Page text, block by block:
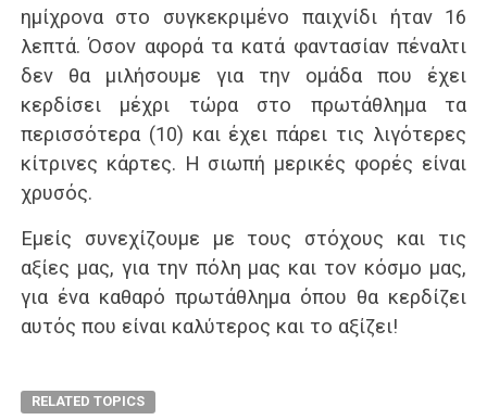
ημίχρονα στο συγκεκριμένο παιχνίδι ήταν 16
λεπτά. Όσον αφορά τα κατά φαντασίαν πέναλτι
δεν θα μιλήσουμε για την ομάδα που έχει
κερδίσει μέχρι τώρα στο πρωτάθλημα τα
περισσότερα (10) και έχει πάρει τις λιγότερες
κίτρινες κάρτες. Η σιωπή μερικές φορές είναι
χρυσός.
Εμείς συνεχίζουμε με τους στόχους και τις
αξίες μας, για την πόλη μας και τον κόσμο μας,
για ένα καθαρό πρωτάθλημα όπου θα κερδίζει
αυτός που είναι καλύτερος και το αξίζει!
RELATED TOPICS